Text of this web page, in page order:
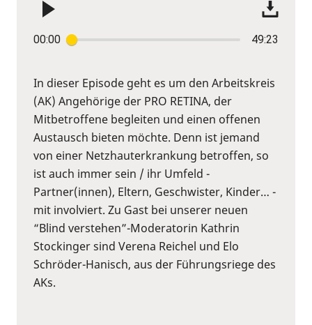
00:00 49:23
In dieser Episode geht es um den Arbeitskreis
(AK) Angehörige der PRO RETINA, der
Mitbetroffene begleiten und einen offenen
Austausch bieten möchte. Denn ist jemand
von einer Netzhauterkrankung betroffen, so
ist auch immer sein / ihr Umfeld -
Partner(innen), Eltern, Geschwister, Kinder… -
mit involviert. Zu Gast bei unserer neuen
“Blind verstehen”-Moderatorin Kathrin
Stockinger sind Verena Reichel und Elo
Schröder-Hanisch, aus der Führungsriege des
AKs.